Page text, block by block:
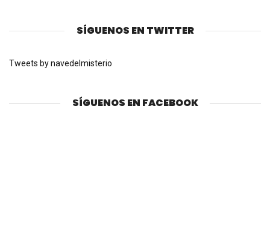
SÍGUENOS EN TWITTER
Tweets by navedelmisterio
SÍGUENOS EN FACEBOOK